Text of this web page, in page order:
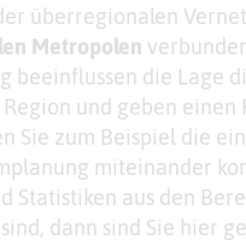
überregionalen
Metropolen
beeinflussen die Lage
und geben einen
Sie zum Beispiel die
miteinander
Statistiken aus den
dann sind Sie hier